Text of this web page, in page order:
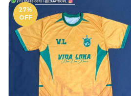
27%
OFF